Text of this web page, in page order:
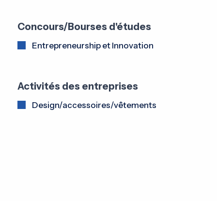
Concours/Bourses d'études
Entrepreneurship et Innovation
Activités des entreprises
Design/accessoires/vêtements